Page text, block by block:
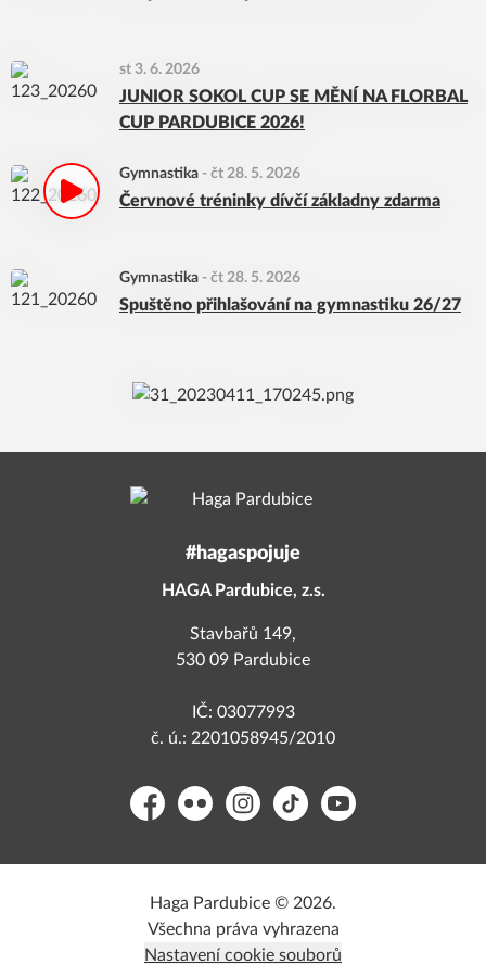
st 3. 6. 2026
JUNIOR SOKOL CUP SE MĚNÍ NA FLORBAL
CUP PARDUBICE 2026!
Gymnastika - čt 28. 5. 2026
Červnové tréninky dívčí základny zdarma
Gymnastika - čt 28. 5. 2026
Spuštěno přihlašování na gymnastiku 26/27
#hagaspojuje
HAGA Pardubice, z.s.
Stavbařů 149,
530 09 Pardubice
IČ: 03077993
č. ú.: 2201058945/2010
FacebookFlickr Instagram
TikTok YouTube
Haga Pardubice © 2026.
Všechna práva vyhrazena
Nastavení cookie souborů